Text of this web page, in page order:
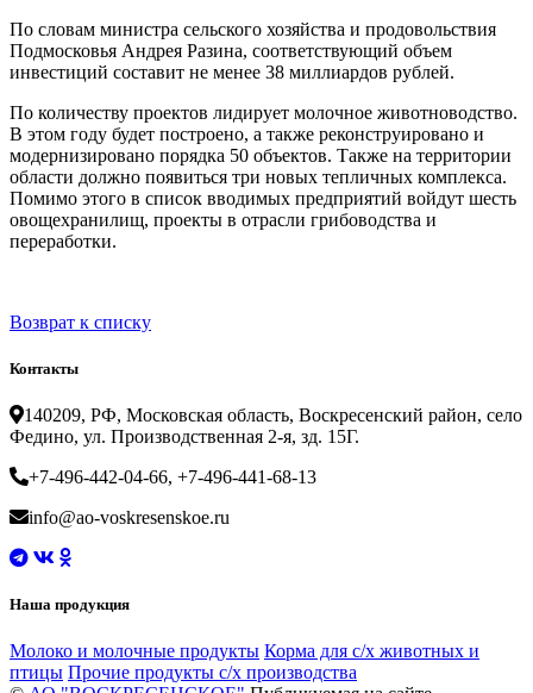
По словам министра сельского хозяйства и продовольствия
Подмосковья Андрея Разина, соответствующий объем
инвестиций составит не менее 38 миллиардов рублей.
По количеству проектов лидирует молочное животноводство.
В этом году будет построено, а также реконструировано и
модернизировано порядка 50 объектов. Также на территории
области должно появиться три новых тепличных комплекса.
Помимо этого в список вводимых предприятий войдут шесть
овощехранилищ, проекты в отрасли грибоводства и
переработки.
Возврат к списку
Контакты
140209, РФ, Московская область, Воскресенский район, село
Федино, ул. Производственная 2-я, зд. 15Г.
+7-496-442-04-66, +7-496-441-68-13
info@ao-voskresenskoe.ru
Наша продукция
Молоко и молочные продукты Корма для с/х животных и
птицы Прочие продукты с/х производства